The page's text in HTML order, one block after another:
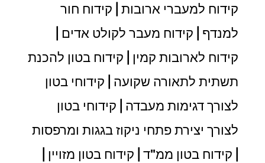
קידוח למעברי ארובות | קידוח חור
למנדף | קידוח מעבר לקולט אדים |
קידוח לארובות קמין | קידוח בטון להכנת
תשתית לתאורה שקועה | קידוחי בטון
לצורך דגימות מעבדה | קידוחי בטון
לצורך יצירת פתחי ניקוז בגגות ומרפסות
| קידוח בטון ממ"ד | קידוח בטון מזויין |